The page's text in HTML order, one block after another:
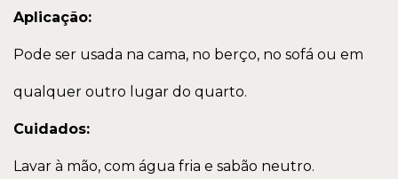
Aplicação:
Pode ser usada na cama, no berço, no sofá ou em
qualquer outro lugar do quarto.
Cuidados:
Lavar à mão, com água fria e sabão neutro.